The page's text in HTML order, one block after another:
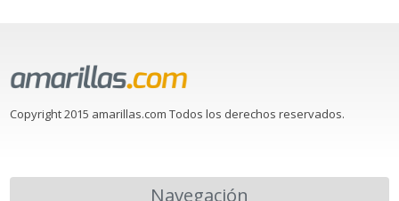
Copyright 2015 amarillas.com Todos los derechos reservados.
Navegación